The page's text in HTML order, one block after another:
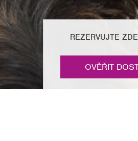
REZERVUJTE ZDE